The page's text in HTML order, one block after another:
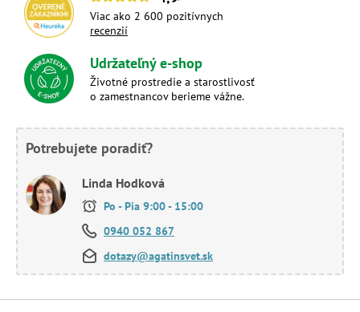
Viac ako 2 600 pozitívnych
recenzií
Udržateľný e-shop
Životné prostredie a starostlivosť
o zamestnancov berieme vážne.
Potrebujete poradiť?
Linda Hodková
Po - Pia 9:00 - 15:00
0940 052 867
dotazy@agatinsvet.sk